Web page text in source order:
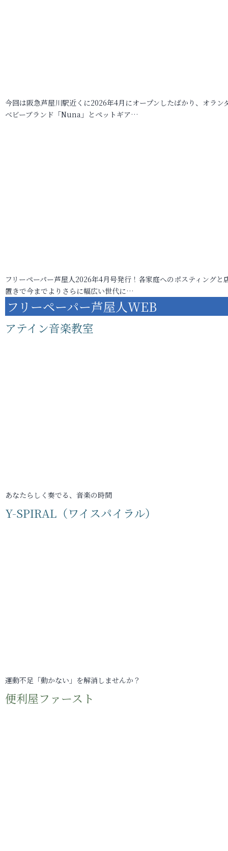
今回は阪急芦屋川駅近くに2026年4月にオープンしたばかり、オラン
ベビーブランド「Nuna」とペットギア…
フリーペーパー芦屋人2026年4月号発行！各家庭へのポスティングと
置きで今までよりさらに幅広い世代に…
フリーペーパー芦屋人WEB
アテイン音楽教室
あなたらしく奏でる、音楽の時間
Y-SPIRAL（ワイスパイラル）
運動不足「動かない」を解消しませんか？
便利屋ファースト